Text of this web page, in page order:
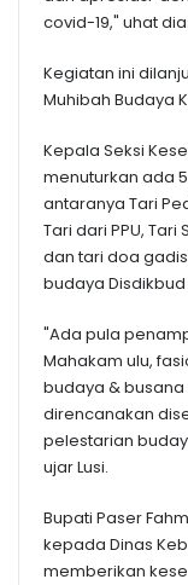
covid-19," uhat dia.
Kegiatan ini
Muhibah Budaya
Kepala Seksi
menuturkan ada
antaranya Tari
Tari dari PPU,
dan tari doa
budaya Disdikbud
"Ada pula
Mahakam ulu,
budaya & busana
direncanakan
pelestarian
ujar Lusi.
Bupati Paser
kepada Dinas
memberikan